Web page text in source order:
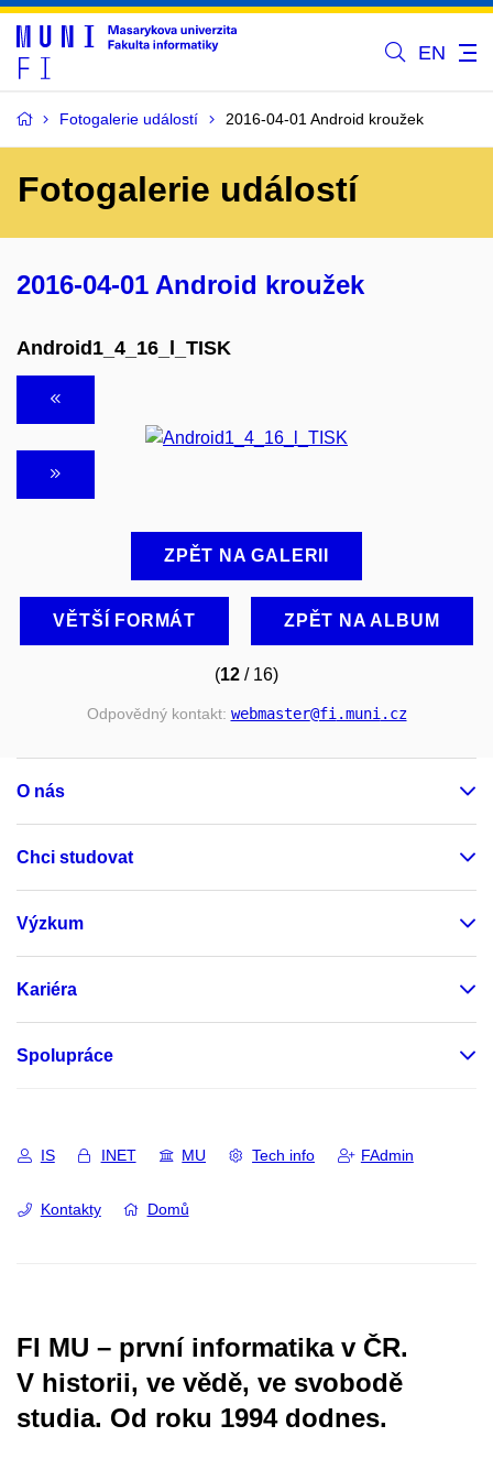
EN
Fotogalerie událostí 2016-04-01 Android kroužek
Fotogalerie událostí
2016-04-01 Android kroužek
Android1_4_16_l_TISK
ZPĚT NA GALERII
VĚTŠÍ FORMÁT ZPĚT NA ALBUM
(12 / 16)
Odpovědný kontakt: webmaster@fi.muni.cz
O nás
Chci studovat
Výzkum
Kariéra
Spolupráce
IS INET MU Tech info FAdmin
Kontakty Domů
FI MU – první informatika v ČR.
V historii, ve vědě, ve svobodě
studia. Od roku 1994 dodnes.